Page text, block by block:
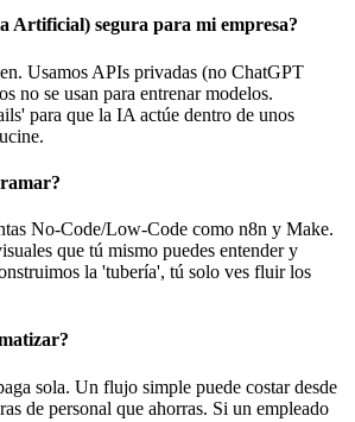
Artificial) segura para mi empresa?
Usamos APIs privadas (no ChatGPT
no se usan para entrenar modelos.
para que la IA actúe dentro de unos
No-Code/Low-Code como n8n y Make.
que tú mismo puedes entender y
la 'tubería', tú solo ves fluir los
sola. Un flujo simple puede costar desde
de personal que ahorras. Si un empleado